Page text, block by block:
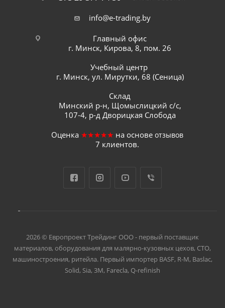
info@e-trading.by
Главный офис
г. Минск, Кирова, 8, пом. 26
Учебный центр
г. Минск, ул. Мирутки, 68 (Сеница)
Склад
Минский р-н, Щомыслицкий с/с,
107-4, р-д Дворицкая Слобода
Оценка ★★★★★ на основе отзывов
7 клиентов.
2026 © Европроект Tрейдинг ООО - первый поставщик
материалов, оборудования для малярно-кузовных цехов, СТО,
машиностроения, ритейла. Первый импортер BASF, R-M, Baslac,
Solid, Sia, 3M, Farecla, Q-refinish